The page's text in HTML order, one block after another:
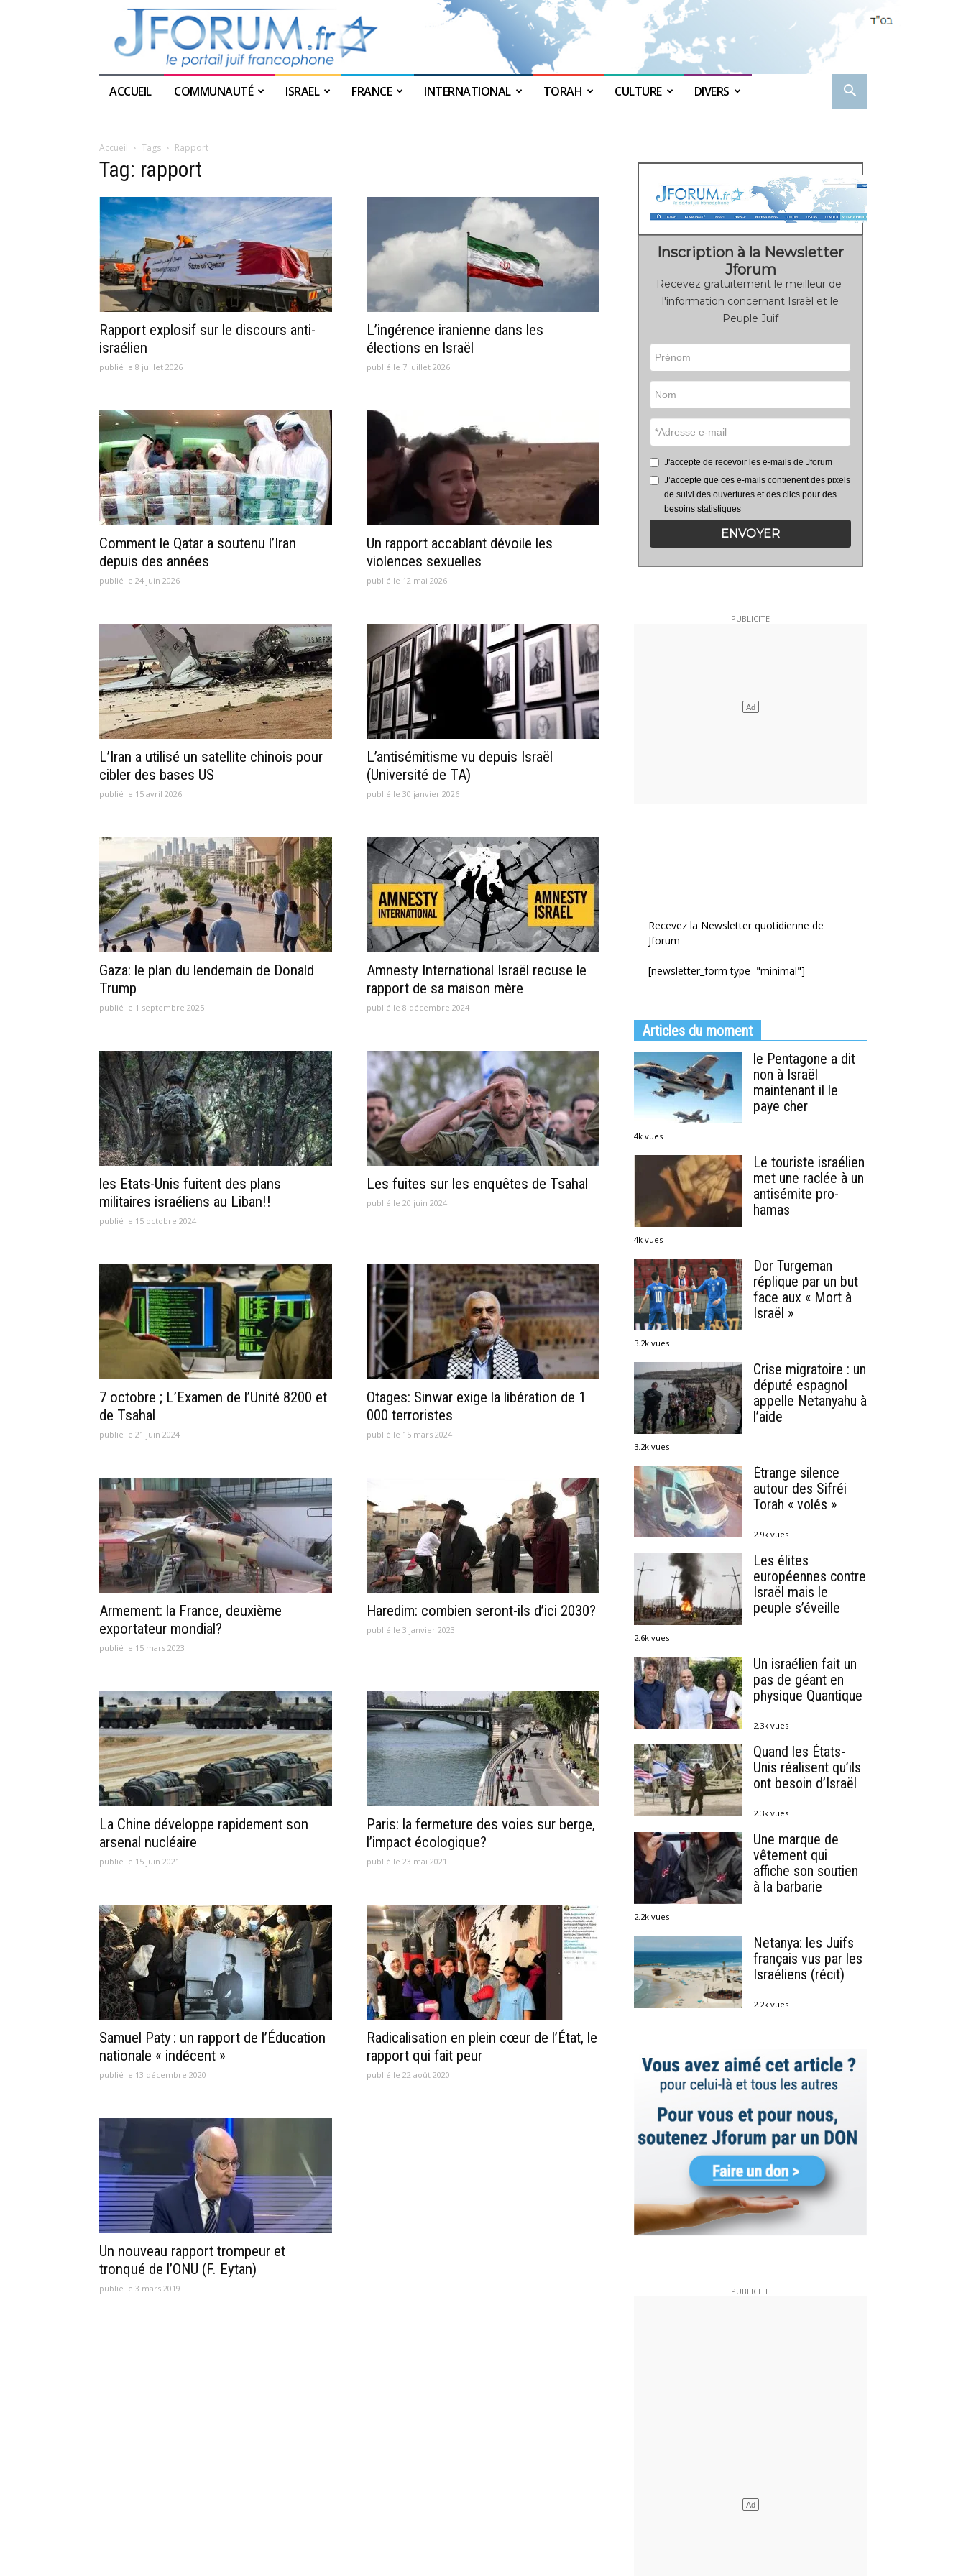
ACCUEIL COMMUNAUTÉ ISRAEL FRANCE INTERNATIONAL TORAH CULTURE DIVERS
Accueil Tags Rapport
Tag: rapport
Rapport explosif sur le discours anti-
israélien
publié le 8 juillet 2026
L’ingérence iranienne dans les
élections en Israël
publié le 7 juillet 2026
Comment le Qatar a soutenu l’Iran
depuis des années
publié le 24 juin 2026
Un rapport accablant dévoile les
violences sexuelles
publié le 12 mai 2026
L’Iran a utilisé un satellite chinois pour
cibler des bases US
publié le 15 avril 2026
L’antisémitisme vu depuis Israël
(Université de TA)
publié le 30 janvier 2026
Gaza: le plan du lendemain de Donald
Trump
publié le 1 septembre 2025
Amnesty International Israël recuse le
rapport de sa maison mère
publié le 8 décembre 2024
les Etats-Unis fuitent des plans
militaires israéliens au Liban!!
publié le 15 octobre 2024
Les fuites sur les enquêtes de Tsahal
publié le 20 juin 2024
7 octobre ; L’Examen de l’Unité 8200 et
de Tsahal
publié le 21 juin 2024
Otages: Sinwar exige la libération de 1
000 terroristes
publié le 15 mars 2024
Armement: la France, deuxième
exportateur mondial?
publié le 15 mars 2023
Haredim: combien seront-ils d’ici 2030?
publié le 3 janvier 2023
La Chine développe rapidement son
arsenal nucléaire
publié le 15 juin 2021
Paris: la fermeture des voies sur berge,
l’impact écologique?
publié le 23 mai 2021
Samuel Paty : un rapport de l’Éducation
nationale « indécent »
publié le 13 décembre 2020
Radicalisation en plein cœur de l’État, le
rapport qui fait peur
publié le 22 août 2020
Un nouveau rapport trompeur et
tronqué de l’ONU (F. Eytan)
publié le 3 mars 2019
Inscription à la Newsletter
Jforum
Recevez gratuitement le meilleur de
l'information concernant Israël et le
Peuple Juif
J'accepte de recevoir les e-mails de Jforum
J’accepte que ces e-mails contienent des pixels
de suivi des ouvertures et des clics pour des
besoins statistiques
ENVOYER
Recevez la Newsletter quotidienne de
Jforum
[newsletter_form type="minimal"]
Articles du moment
le Pentagone a dit
non à Israël
maintenant il le
paye cher
4k vues
Le touriste israélien
met une raclée à un
antisémite pro-
hamas
4k vues
Dor Turgeman
réplique par un but
face aux « Mort à
Israël »
3.2k vues
Crise migratoire : un
député espagnol
appelle Netanyahu à
l’aide
3.2k vues
Étrange silence
autour des Sifréi
Torah « volés »
2.9k vues
Les élites
européennes contre
Israël mais le
peuple s’éveille
2.6k vues
Un israélien fait un
pas de géant en
physique Quantique
2.3k vues
Quand les États-
Unis réalisent qu’ils
ont besoin d’Israël
2.3k vues
Une marque de
vêtement qui
affiche son soutien
à la barbarie
2.2k vues
Netanya: les Juifs
français vus par les
Israéliens (récit)
2.2k vues